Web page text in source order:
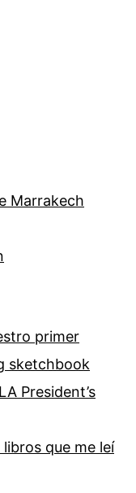
Marrakech
primer
sketchbook
President’s
libros que me leí